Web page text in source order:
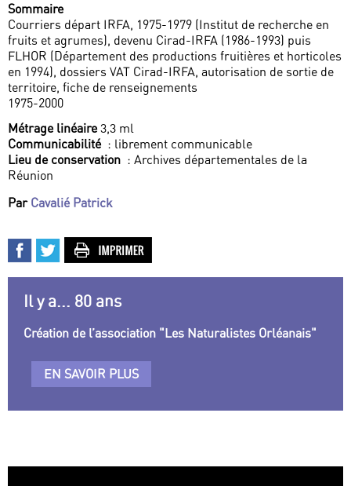
Sommaire
Courriers départ IRFA, 1975-1979 (Institut de recherche en
fruits et agrumes), devenu Cirad-IRFA (1986-1993) puis
FLHOR (Département des productions fruitières et horticoles
en 1994), dossiers VAT Cirad-IRFA, autorisation de sortie de
territoire, fiche de renseignements
1975-2000
Métrage linéaire3,3 ml
Communicabilité : librement communicable
Lieu de conservation : Archives départementales de la
Réunion
Par Cavalié Patrick
Il y a... 80 ans
Création de l’association "Les Naturalistes Orléanais"
EN SAVOIR PLUS